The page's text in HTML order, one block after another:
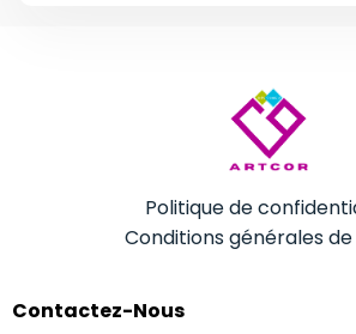
Politique de
Conditions générales
Contactez-Nous